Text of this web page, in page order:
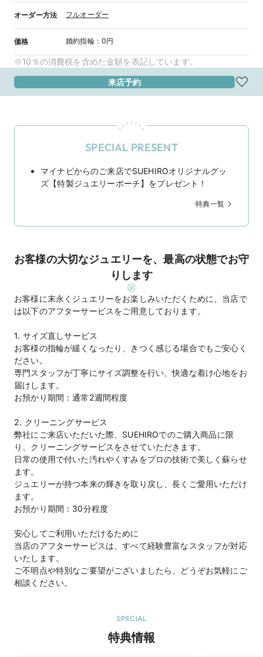
オーダー方法 フルオーダー
価格 婚約指輪： 0円
※10％の消費税を含めた金額を表記しています。
来店予約
SPECIAL PRESENT
マイナビからのご来店でSUEHIROオリジナルグッ
ズ【特製ジュエリーポーチ】をプレゼント！
特典一覧
お客様の大切なジュエリーを、最高の状態でお守
りします
お客様に末永くジュエリーをお楽しみいただくために、当店で
は以下のアフターサービスをご用意しております。
1. サイズ直しサービス
お客様の指輪が緩くなったり、きつく感じる場合でもご安心く
ださい。
専門スタッフが丁寧にサイズ調整を行い、快適な着け心地をお
届けします。
お預かり期間：通常2週間程度
2. クリーニングサービス
弊社にご来店いただいた際、SUEHIROでのご購入商品に限
り、クリーニングサービスをさせていただきます。
日常の使用で付いた汚れやくすみをプロの技術で美しく蘇らせ
ます。
ジュエリーが持つ本来の輝きを取り戻し、長くご愛用いただけ
ます。
お預かり期間：30分程度
安心してご利用いただけるために
当店のアフターサービスは、すべて経験豊富なスタッフが対応
いたします。
ご不明点や特別なご要望がございましたら、どうぞお気軽にご
相談ください。
SPECIAL
特典情報